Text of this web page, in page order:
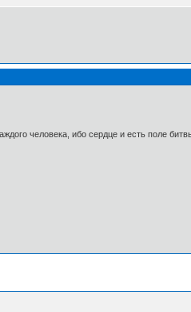
человека, ибо сердце и есть поле